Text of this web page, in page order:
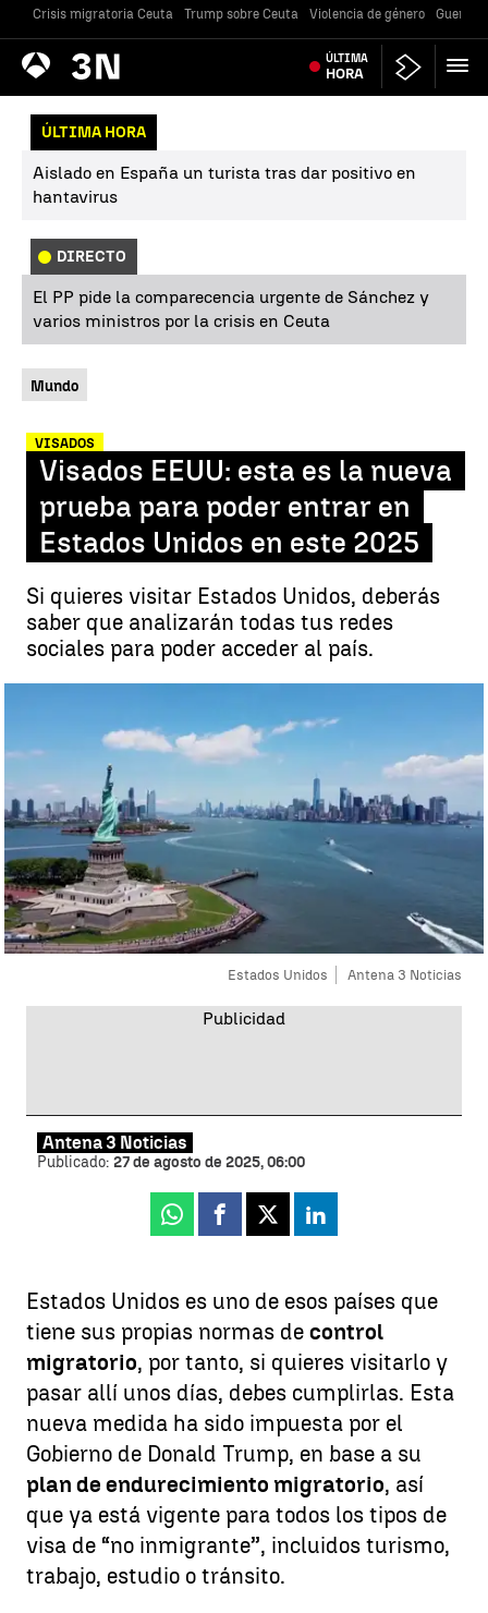
Crisis migratoria Ceuta Trump sobre Ceuta Violencia de género Guerra
Antena
3 Noticias ÚLTIMA
HORA
ÚLTIMA HORA
Aislado en España un turista tras dar positivo en
hantavirus
DIRECTO
El PP pide la comparecencia urgente de Sánchez y
varios ministros por la crisis en Ceuta
Mundo
VISADOS
Visados EEUU: esta es la nueva
prueba para poder entrar en
Estados Unidos en este 2025
Si quieres visitar Estados Unidos, deberás
saber que analizarán todas tus redes
sociales para poder acceder al país.
Estados Unidos Antena 3 Noticias
Antena 3 Noticias
Publicado: 27 de agosto de 2025, 06:00
Whatsapp
Facebook
X Linkedin
Estados Unidos es uno de esos países que
tiene sus propias normas de control
migratorio, por tanto, si quieres visitarlo y
pasar allí unos días, debes cumplirlas. Esta
nueva medida ha sido impuesta por el
Gobierno de Donald Trump, en base a su
plan de endurecimiento migratorio, así
que ya está vigente para todos los tipos de
visa de “no inmigrante”, incluidos turismo,
trabajo, estudio o tránsito.